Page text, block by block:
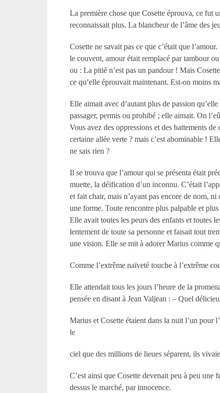
La première chose que Cosette éprouva, ce fut
reconnaissait plus. La blancheur de l’âme des
Cosette ne savait pas ce que c’était que
le couvent, amour était remplacé par tambour
ou : La pitié n’est pas un pandour ! Mais
ce qu’elle éprouvait maintenant. Est-on moins
Elle aimait avec d’autant plus de passion
passager, permis ou prohibé ; elle aimait. On
Vous avez des oppressions et des battements
certaine allée verte ? mais c’est abominable !
ne sais rien ?
Il se trouva que l’amour qui se présenta était
muette, la déification d’un inconnu. C’était
et fait chair, mais n’ayant pas encore de nom,
une forme. Toute rencontre plus palpable et
Elle avait toutes les peurs des enfants et toutes
lentement de toute sa personne et faisait tout
une vision. Elle se mit à adorer Marius comme
Comme l’extrême naïveté touche à l’extrême
Elle attendait tous les jours l’heure de la
pensée en disant à Jean Valjean : – Quel
Marius et Cosette étaient dans la nuit l’un pour
le
ciel que des millions de lieues séparent, ils
C’est ainsi que Cosette devenait peu à peu une
dessus le marché, par innocence.